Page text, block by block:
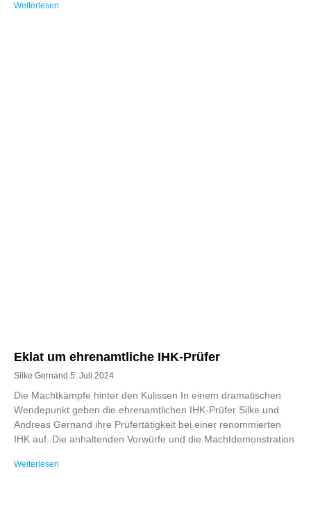
Weiterlesen
Eklat um ehrenamtliche IHK-Prüfer
Silke Gernand 5. Juli 2024
Die Machtkämpfe hinter den Kulissen In einem dramatischen
Wendepunkt geben die ehrenamtlichen IHK-Prüfer Silke und
Andreas Gernand ihre Prüfertätigkeit bei einer renommierten
IHK auf. Die anhaltenden Vorwürfe und die Machtdemonstration
Weiterlesen